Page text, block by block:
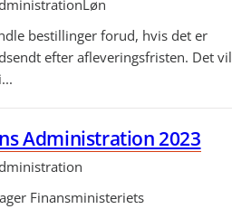
Løn
bestillinger forud, hvis det er
efter afleveringsfristen. Det vil
Administration 2023
Finansministeriets